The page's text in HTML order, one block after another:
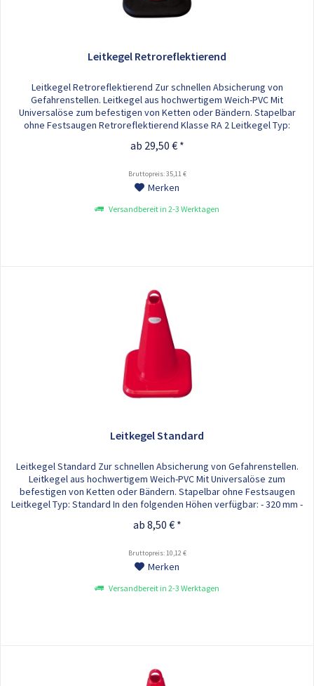
Leitkegel Retroreflektierend
Leitkegel Retroreflektierend Zur schnellen Absicherung von
Gefahrenstellen. Leitkegel aus hochwertigem Weich-PVC Mit
Universalöse zum befestigen von Ketten oder Bändern. Stapelbar
ohne Festsaugen Retroreflektierend Klasse RA 2 Leitkegel Typ:
Höhen verfügbar: - 500 mm - 750 mm - 900 mm
ab 29,50 € *
Bruttopreis: 35,11 €
Merken
Versandbereit in 2-3 Werktagen
Leitkegel Standard
Leitkegel Standard Zur schnellen Absicherung von Gefahrenstellen.
Leitkegel aus hochwertigem Weich-PVC Mit Universalöse zum
befestigen von Ketten oder Bändern. Stapelbar ohne Festsaugen
Leitkegel Typ: Standard In den folgenden Höhen verfügbar: - 320 mm -
ab 8,50 € *
Bruttopreis: 10,12 €
Merken
Versandbereit in 2-3 Werktagen